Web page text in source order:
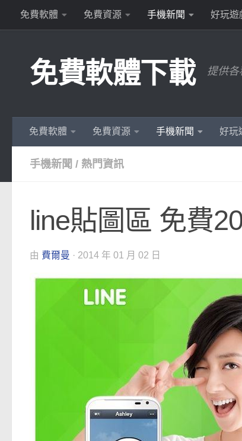
Skip to content
免費軟體 免費資源 手機新聞 好玩遊
免費軟體下載 提供
免費軟體 免費資源 手機新聞 好玩
手機新聞 / 熱門資訊
line貼圖區 免費
由 費爾曼 · 2014 年 01 月 02 日